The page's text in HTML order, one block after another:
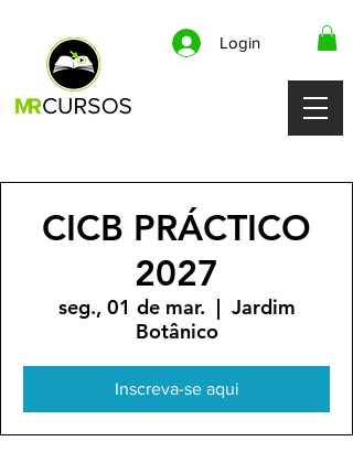
Login
CICB PRÁCTICO
2027
seg., 01 de mar.
  |
Jardim
Botânico
Inscreva-se aqui